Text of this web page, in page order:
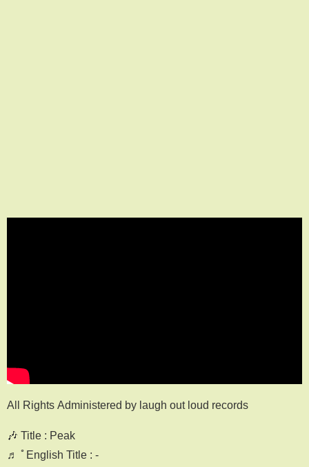
All Rights Administered by laugh out loud records
🎶 Title : Peak
♬ ﾟEnglish Title : -